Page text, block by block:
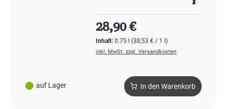
auf Lager
Inhalt:0.75 l(38,53 € / 1 l)
Regulärer Preis:
28,90 €
inkl. MwSt. zzgl. Versandkosten
In den Warenkorb